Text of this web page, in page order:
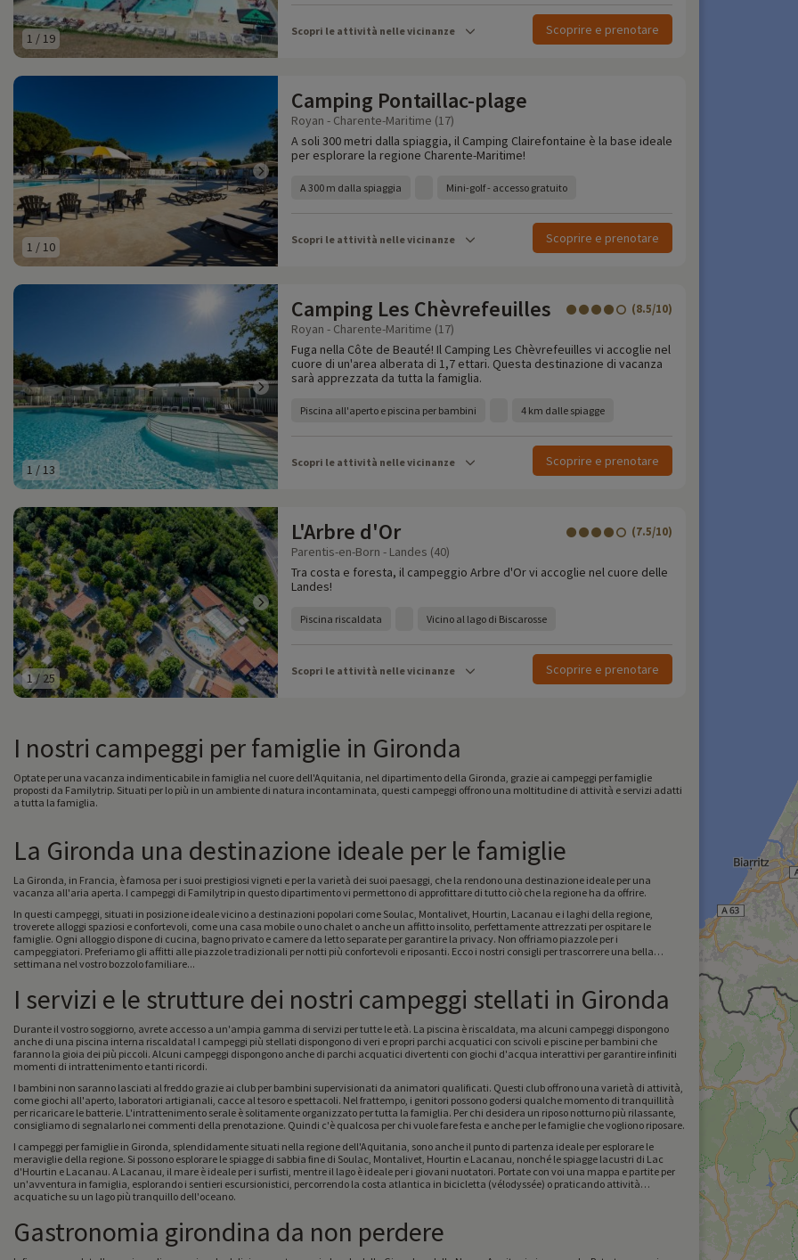
1 / 19 Scopri le attività nelle vicinanze Scoprire e prenotare
1 / 10
Camping Pontaillac-plage
Royan - Charente-Maritime (17)
A soli 300 metri dalla spiaggia, il Camping Clairefontaine è la base ideale
per esplorare la regione Charente-Maritime!
A 300 m dalla spiaggia Mini-golf - accesso gratuito
Scopri le attività nelle vicinanze Scoprire e prenotare
1 /13
Camping Les Chèvrefeuilles (8.5/10)
Royan - Charente-Maritime (17)
Fuga nella Côte de Beauté! Il Camping Les Chèvrefeuilles vi accoglie nel
cuore di un'area alberata di 1,7 ettari. Questa destinazione di vacanza
sarà apprezzata da tutta la famiglia.
Piscina all'aperto e piscina per bambini 4 km dalle spiagge
Scopri le attività nelle vicinanze Scoprire e prenotare
1/25
L'Arbre d'Or (7.5/10)
Parentis-en-Born - Landes (40)
Tra costa e foresta, il campeggio Arbre d'Or vi accoglie nel cuore delle
Landes!
Piscina riscaldata Vicino al lago di Biscarosse
Scopri le attività nelle vicinanze Scoprire e prenotare
I nostri campeggi per famiglie in Gironda
Optate per una vacanza indimenticabile in famiglia nel cuore dell'Aquitania, nel dipartimento della Gironda, grazie ai campeggi per famiglie
proposti da Familytrip. Situati per lo più in un ambiente di natura incontaminata, questi campeggi offrono una moltitudine di attività e servizi adatti
a tutta la famiglia.
La Gironda una destinazione ideale per le famiglie
La Gironda, in Francia, è famosa per i suoi prestigiosi vigneti e per la varietà dei suoi paesaggi, che la rendono una destinazione ideale per una
vacanza all'aria aperta. I campeggi di Familytrip in questo dipartimento vi permettono di approfittare di tutto ciò che la regione ha da offrire.
In questi campeggi, situati in posizione ideale vicino a destinazioni popolari come Soulac, Montalivet, Hourtin, Lacanau e i laghi della regione,
troverete alloggi spaziosi e confortevoli, come una casa mobile o uno chalet o anche un affitto insolito, perfettamente attrezzati per ospitare le
famiglie. Ogni alloggio dispone di cucina, bagno privato e camere da letto separate per garantire la privacy. Non offriamo piazzole per i
campeggiatori. Preferiamo gli affitti alle piazzole tradizionali per notti più confortevoli e riposanti. Ecco i nostri consigli per trascorrere una bella
settimana nel vostro bozzolo familiare...
I servizi e le strutture dei nostri campeggi stellati in Gironda
Durante il vostro soggiorno, avrete accesso a un'ampia gamma di servizi per tutte le età. La piscina è riscaldata, ma alcuni campeggi dispongono
anche di una piscina interna riscaldata! I campeggi più stellati dispongono di veri e propri parchi acquatici con scivoli e piscine per bambini che
faranno la gioia dei più piccoli. Alcuni campeggi dispongono anche di parchi acquatici divertenti con giochi d'acqua interattivi per garantire infiniti
momenti di intrattenimento e tanti ricordi.
I bambini non saranno lasciati al freddo grazie ai club per bambini supervisionati da animatori qualificati. Questi club offrono una varietà di attività,
come giochi all'aperto, laboratori artigianali, cacce al tesoro e spettacoli. Nel frattempo, i genitori possono godersi qualche momento di tranquillità
per ricaricare le batterie. L'intrattenimento serale è solitamente organizzato per tutta la famiglia. Per chi desidera un riposo notturno più rilassante,
consigliamo di segnalarlo nei commenti della prenotazione. Quindi c'è qualcosa per chi vuole fare festa e anche per le famiglie che vogliono riposare.
I campeggi per famiglie in Gironda, splendidamente situati nella regione dell'Aquitania, sono anche il punto di partenza ideale per esplorare le
meraviglie della regione. Si possono esplorare le spiagge di sabbia fine di Soulac, Montalivet, Hourtin e Lacanau, nonché le spiagge lacustri di Lac
d'Hourtin e Lacanau. A Lacanau, il mare è ideale per i surfisti, mentre il lago è ideale per i giovani nuotatori. Portate con voi una mappa e partite per
un'avventura in famiglia, esplorando i sentieri escursionistici, percorrendo la costa atlantica in bicicletta (vélodyssée) o praticando attività
acquatiche su un lago più tranquillo dell'oceano.
Gastronomia girondina da non perdere